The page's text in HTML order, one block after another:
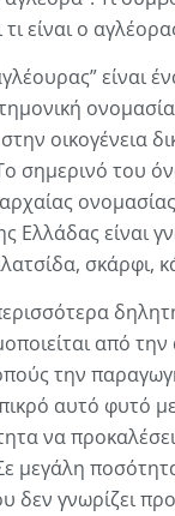
τι είναι ο
είναι
οικογένεια
σημερινό του
Ελλάδας είναι
σκάρφι,
από την
την
αυτό φυτό
να
μεγάλη
δεν γνωρίζει